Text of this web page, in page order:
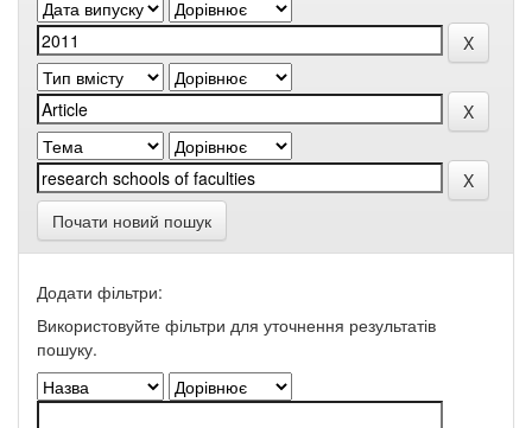
Почати новий пошук
Додати фільтри:
Використовуйте фільтри для уточнення результатів
пошуку.